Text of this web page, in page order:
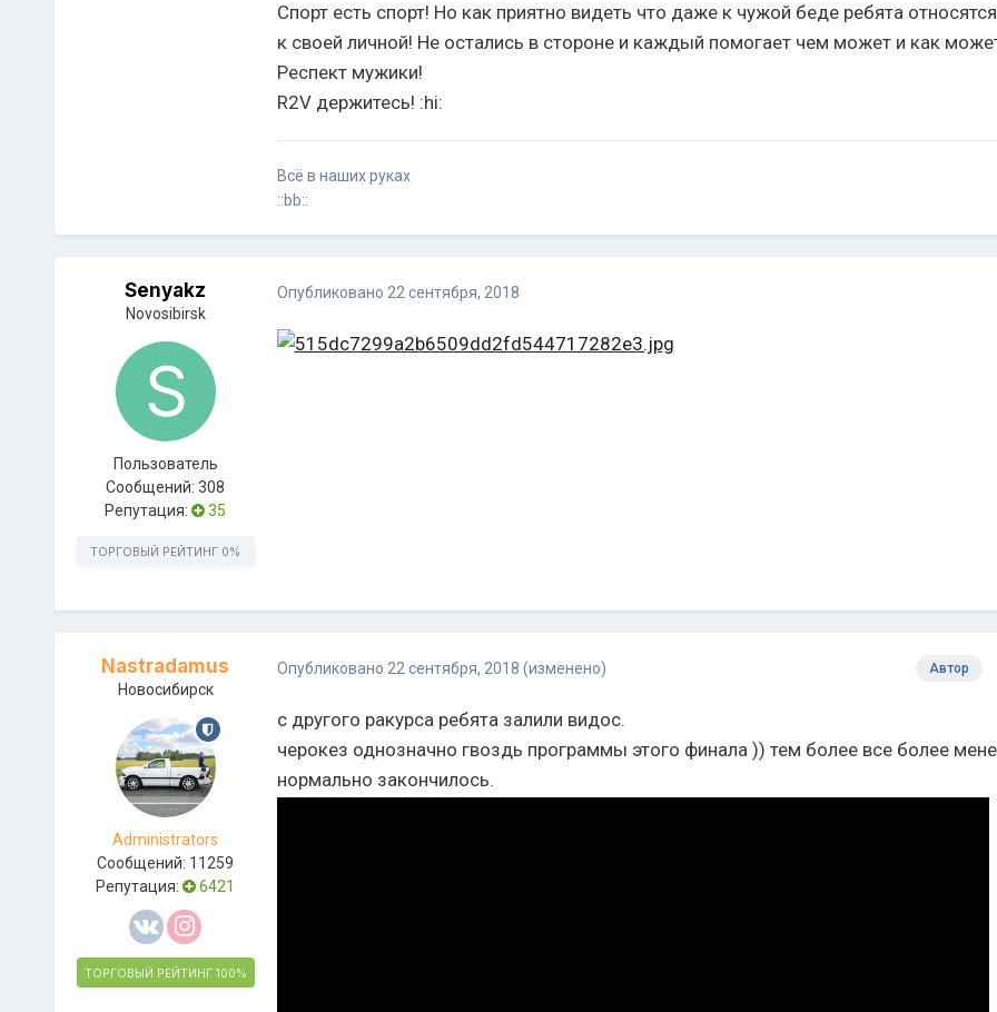
Спорт есть спорт! Но как приятно видеть что даже к чужой беде ребята
к своей личной! Не остались в стороне и каждый помогает чем может и как
Респект мужики!
R2V держитесь! :hi:
Всё в наших руках
::bb::
Senyakz
Novosibirsk
Пользователь
Сообщений:308
Репутация:
35
ТОРГОВЫЙ РЕЙТИНГ 0%
Опубликовано 22 сентября, 2018
Nastradamus
Новосибирск
Administrators
Сообщений: 11259
Репутация:
6421
ТОРГОВЫЙ РЕЙТИНГ 100%
Автор
Опубликовано 22 сентября, 2018 (изменено)
с другого ракурса ребята залили видос.
черокез однозначно гвоздь программы этого финала )) тем более все более
нормально закончилось.